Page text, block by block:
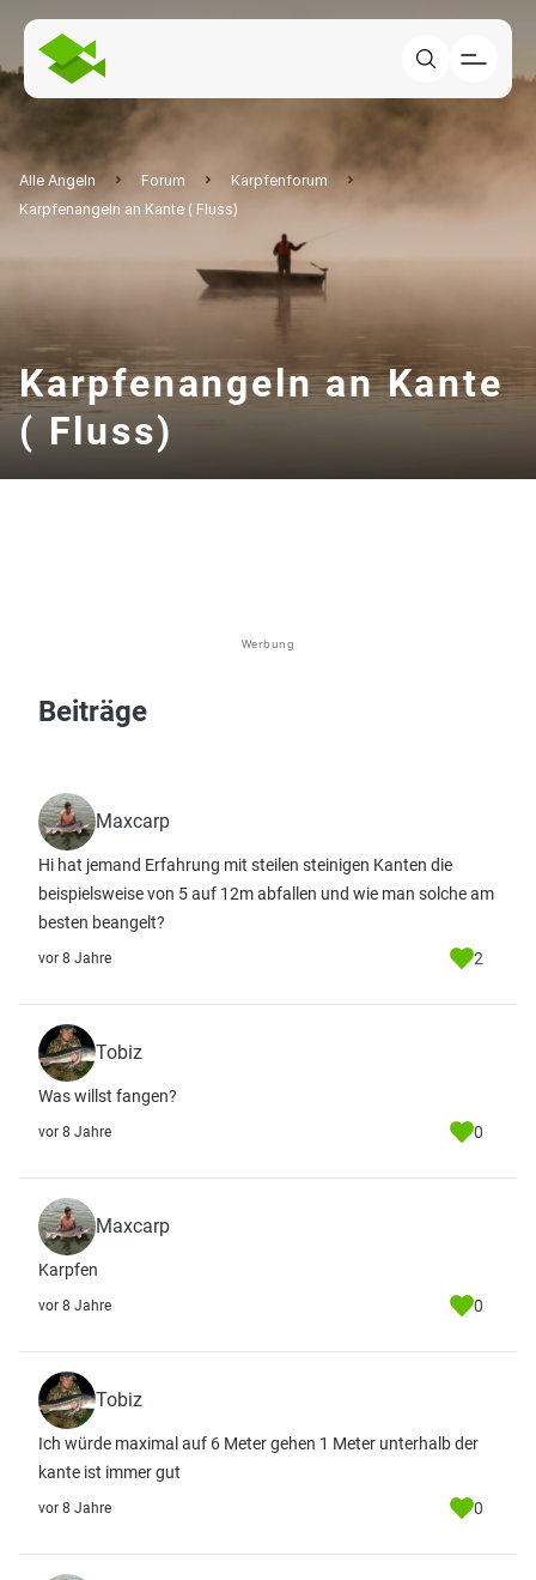
Alle Angeln Forum
Karpfenforum
Karpfenangeln an Kante ( Fluss)
Karpfenangeln an Kante
( Fluss)
Werbung
Beiträge
Maxcarp
Hi hat jemand Erfahrung mit steilen steinigen Kanten die
beispielsweise von 5 auf 12m abfallen und wie man solche am
besten beangelt?
vor 8 Jahre 2
Tobiz
Was willst fangen?
vor 8 Jahre 0
Maxcarp
Karpfen
vor 8 Jahre 0
Tobiz
Ich würde maximal auf 6 Meter gehen 1 Meter unterhalb der
kante ist immer gut
vor 8 Jahre 0